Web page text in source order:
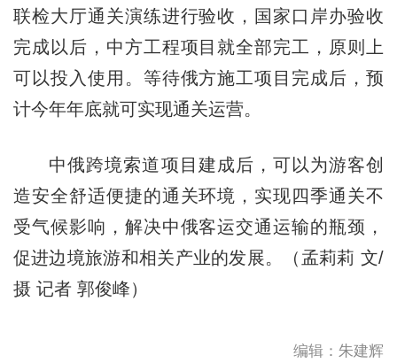
联检大厅通关演练进行验收，国家口岸办验收
完成以后，中方工程项目就全部完工，原则上
可以投入使用。等待俄方施工项目完成后，预
计今年年底就可实现通关运营。
中俄跨境索道项目建成后，可以为游客创
造安全舒适便捷的通关环境，实现四季通关不
受气候影响，解决中俄客运交通运输的瓶颈，
促进边境旅游和相关产业的发展。（孟莉莉 文/
摄 记者 郭俊峰）
编辑：朱建辉